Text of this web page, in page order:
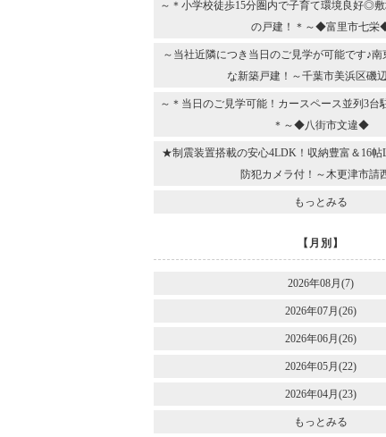
～＊小学校徒歩15分圏内で子育て環境良好◎
の戸建！＊～◆富里市七栄
～当社近隣につき当日のご見学が可能です♪
な新築戸建！～千葉市美浜区磯
～＊当日のご見学可能！カースペース並列3台
＊～◆八街市文違◆
★制震装置搭載の安心4LDK！収納豊富＆16帖
防犯カメラ付！～木更津市請
もっとみる
【月別】
2026年08月(7)
2026年07月(26)
2026年06月(26)
2026年05月(22)
2026年04月(23)
もっとみる